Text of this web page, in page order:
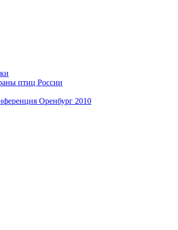
птиц России
Оренбург 2010